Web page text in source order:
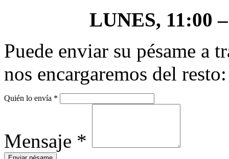
LUNES, 11:00
Puede enviar su pésame a
nos encargaremos del resto:
Quién lo envía *
Mensaje *